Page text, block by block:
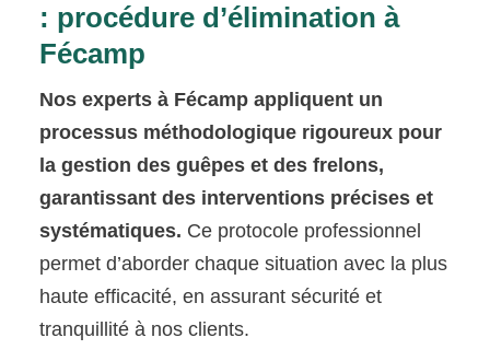
: procédure d’élimination à
Fécamp
Nos experts à Fécamp appliquent un
processus méthodologique rigoureux pour
la gestion des guêpes et des frelons,
garantissant des interventions précises et
systématiques. Ce protocole professionnel
permet d’aborder chaque situation avec la plus
haute efficacité, en assurant sécurité et
tranquillité à nos clients.